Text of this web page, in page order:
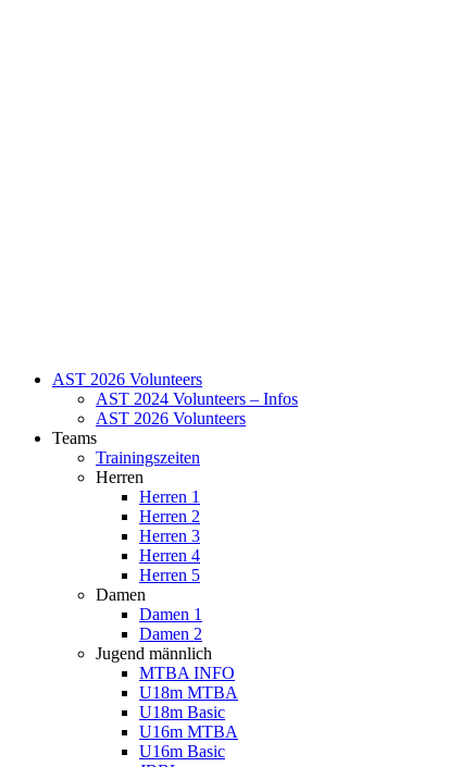
AST 2026 Volunteers
AST 2024 Volunteers – Infos
AST 2026 Volunteers
Teams
Trainingszeiten
Herren
Herren 1
Herren 2
Herren 3
Herren 4
Herren 5
Damen
Damen 1
Damen 2
Jugend männlich
MTBA INFO
U18m MTBA
U18m Basic
U16m MTBA
U16m Basic